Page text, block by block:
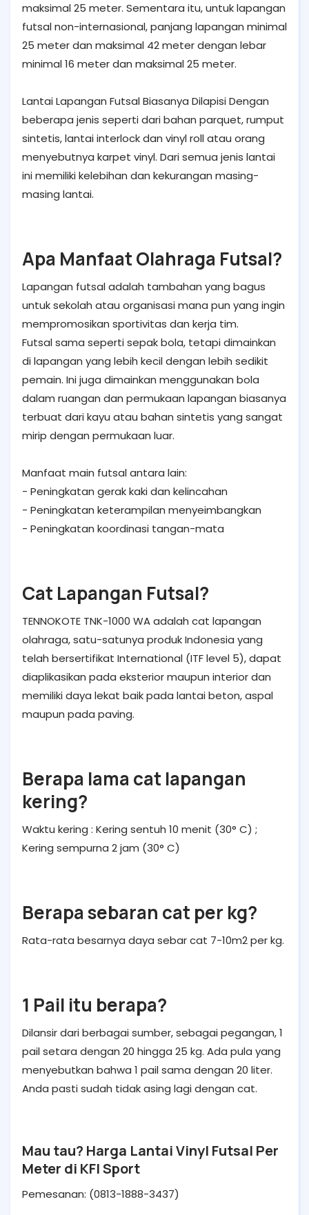
maksimal 25 meter. Sementara itu, untuk lapangan
futsal non-internasional, panjang lapangan minimal
25 meter dan maksimal 42 meter dengan lebar
minimal 16 meter dan maksimal 25 meter.
Lantai Lapangan Futsal Biasanya Dilapisi Dengan
beberapa jenis seperti dari bahan parquet, rumput
sintetis, lantai interlock dan vinyl roll atau orang
menyebutnya karpet vinyl. Dari semua jenis lantai
ini memiliki kelebihan dan kekurangan masing-
masing lantai.
Apa Manfaat Olahraga Futsal?
Lapangan futsal adalah tambahan yang bagus
untuk sekolah atau organisasi mana pun yang ingin
mempromosikan sportivitas dan kerja tim.
Futsal sama seperti sepak bola, tetapi dimainkan
di lapangan yang lebih kecil dengan lebih sedikit
pemain. Ini juga dimainkan menggunakan bola
dalam ruangan dan permukaan lapangan biasanya
terbuat dari kayu atau bahan sintetis yang sangat
mirip dengan permukaan luar.
Manfaat main futsal antara lain:
- Peningkatan gerak kaki dan kelincahan
- Peningkatan keterampilan menyeimbangkan
- Peningkatan koordinasi tangan-mata
Cat Lapangan Futsal?
TENNOKOTE TNK-1000 WA adalah cat lapangan
olahraga, satu-satunya produk Indonesia yang
telah bersertifikat International (ITF level 5), dapat
diaplikasikan pada eksterior maupun interior dan
memiliki daya lekat baik pada lantai beton, aspal
maupun pada paving.
Berapa lama cat lapangan
kering?
Waktu kering : Kering sentuh 10 menit (30° C) ;
Kering sempurna 2 jam (30° C)
Berapa sebaran cat per kg?
Rata-rata besarnya daya sebar cat 7-10m2 per kg.
1 Pail itu berapa?
Dilansir dari berbagai sumber, sebagai pegangan, 1
pail setara dengan 20 hingga 25 kg. Ada pula yang
menyebutkan bahwa 1 pail sama dengan 20 liter.
Anda pasti sudah tidak asing lagi dengan cat.
Mau tau? Harga Lantai Vinyl Futsal Per
Meter di KFI Sport
Pemesanan: (0813-1888-3437)